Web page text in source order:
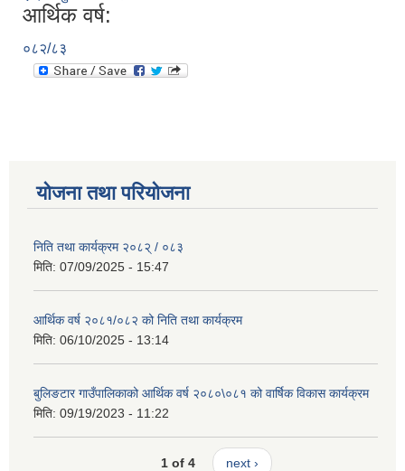
आर्थिक वर्ष:
०८२/८३
योजना तथा परियोजना
निति तथा कार्यक्रम २०८२् / ०८३
मिति: 07/09/2025 - 15:47
आर्थिक वर्ष २०८१/०८२ को निति तथा कार्यक्रम
मिति: 06/10/2025 - 13:14
बुलिङटार गाउँपालिकाको आर्थिक वर्ष २०८०\०८१ को वार्षिक विकास कार्यक्रम
मिति: 09/19/2023 - 11:22
1 of 4 next ›